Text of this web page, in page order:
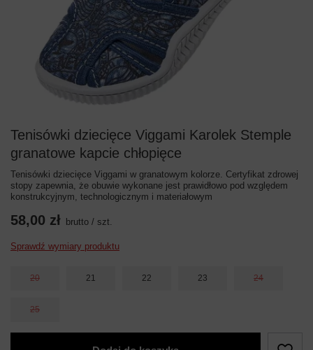
Tenisówki dziecięce Viggami Karolek Stemple
granatowe kapcie chłopięce
Tenisówki dziecięce Viggami w granatowym kolorze. Certyfikat zdrowej
stopy zapewnia, że obuwie wykonane jest prawidłowo pod względem
konstrukcyjnym, technologicznym i materiałowym
58,00 zł brutto / szt.
Sprawdź wymiary produktu
20 21 22 23 24
25